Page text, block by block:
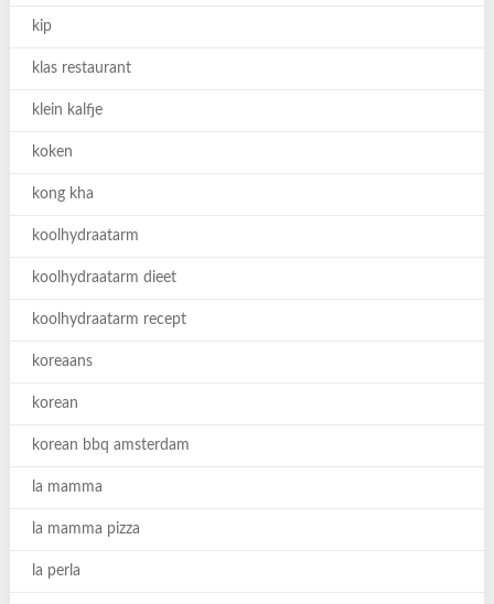
kip
klas restaurant
klein kalfje
koken
kong kha
koolhydraatarm
koolhydraatarm dieet
koolhydraatarm recept
koreaans
korean
korean bbq amsterdam
la mamma
la mamma pizza
la perla